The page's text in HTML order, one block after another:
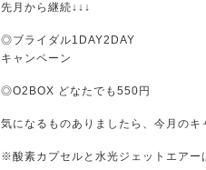
先月から継続↓↓↓
◎ブライダル1DAY2DAY
キャンペーン
◎O2BOX どなたでも550円
気になるものありましたら、今月の
※酸素カプセルと水光ジェットエアー